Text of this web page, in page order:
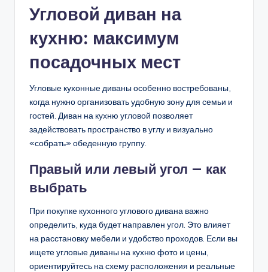
Угловой диван на
кухню: максимум
посадочных мест
Угловые кухонные диваны особенно востребованы,
когда нужно организовать удобную зону для семьи и
гостей. Диван на кухню угловой позволяет
задействовать пространство в углу и визуально
«собрать» обеденную группу.
Правый или левый угол — как
выбрать
При покупке кухонного углового дивана важно
определить, куда будет направлен угол. Это влияет
на расстановку мебели и удобство проходов. Если вы
ищете угловые диваны на кухню фото и цены,
ориентируйтесь на схему расположения и реальные